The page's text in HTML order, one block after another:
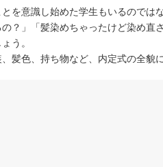
を意識し始めた学生もいるのでは
？」「髪染めちゃったけど染め直
う。
髪色、持ち物など、内定式の全貌